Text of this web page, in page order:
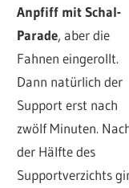
Anpfiff mit Schal-
Parade, aber die
Fahnen eingerollt.
Dann natürlich der
Support erst nach
zwölf Minuten.
der Hälfte des
Supportverzichts